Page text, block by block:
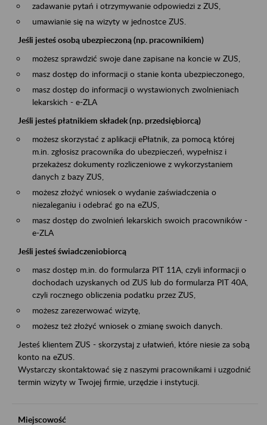
zadawanie pytań i otrzymywanie odpowiedzi z ZUS,
umawianie się na wizyty w jednostce ZUS.
Jeśli jesteś osobą ubezpieczoną (np. pracownikiem)
możesz sprawdzić swoje dane zapisane na koncie w ZUS,
masz dostęp do informacji o stanie konta ubezpieczonego,
masz dostęp do informacji o wystawionych zwolnieniach
lekarskich - e-ZLA
Jeśli jesteś płatnikiem składek (np. przedsiębiorcą)
możesz skorzystać z aplikacji ePłatnik, za pomocą której
m.in. zgłosisz pracownika do ubezpieczeń, wypełnisz i
przekażesz dokumenty rozliczeniowe z wykorzystaniem
danych z bazy ZUS,
możesz złożyć wniosek o wydanie zaświadczenia o
niezaleganiu i odebrać go na eZUS,
masz dostęp do zwolnień lekarskich swoich pracowników -
e-ZLA
Jeśli jesteś świadczeniobiorcą
masz dostęp m.in. do formularza PIT 11A, czyli informacji o
dochodach uzyskanych od ZUS lub do formularza PIT 40A,
czyli rocznego obliczenia podatku przez ZUS,
możesz zarezerwować wizytę,
możesz też złożyć wniosek o zmianę swoich danych.
Jesteś klientem ZUS - skorzystaj z ułatwień, które niesie za sobą
konto na eZUS.
Wystarczy skontaktować się z naszymi pracownikami i uzgodnić
termin wizyty w Twojej firmie, urzędzie i instytucji.
Miejscowość